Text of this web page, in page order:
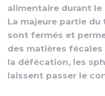
alimentaire durant
La majeure partie
sont fermés et
des matières
la défécation, les
laissent passer le